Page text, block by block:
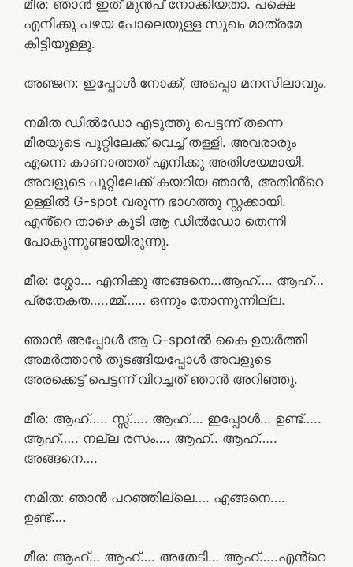
മീര: ഞാൻ ഇത് മുൻപ് നോക്കിയതാ. പക്ഷെ
എനിക്കു പഴയ പോലെയുള്ള സുഖം മാത്രമേ
കിട്ടിയുള്ളൂ.
അഞ്ജന: ഇപ്പോൾ നോക്ക്, അപ്പൊ മനസിലാവും.
നമിത ഡിൽഡോ എടുത്തു പെട്ടന്ന് തന്നെ
മീരയുടെ പൂറ്റിലേക്ക് വെച്ച് തള്ളി. അവരാരും
എന്നെ കാണാത്തത് എനിക്കു അതിശയമായി.
അവളുടെ പൂറ്റിലേക്ക് കയറിയ ഞാൻ, അതിൻ്റെ
ഉള്ളിൽ G-spot വരുന്ന ഭാഗത്തു സ്റ്റക്കായി.
എൻ്റെ താഴെ കൂടി ആ ഡിൽഡോ തെന്നി
പോകുന്നുണ്ടായിരുന്നു.
മീര: ശ്ശോ… എനിക്കു അങ്ങനെ…ആഹ്…. ആഹ്…
പ്രതേകത…..മ്മ്…… ഒന്നും തോന്നുന്നില്ല.
ഞാൻ അപ്പോൾ ആ G-spotൽ കൈ ഉയർത്തി
അമർത്താൻ തുടങ്ങിയപ്പോൾ അവളുടെ
അരക്കെട്ട് പെട്ടന്ന് വിറച്ചത് ഞാൻ അറിഞ്ഞു.
മീര: ആഹ്….. സ്സ്‌….. ആഹ്…. ഇപ്പോൾ… ഉണ്ട്…..
ആഹ്….. നല്ല രസം…. ആഹ്.. ആഹ്…..
അങ്ങനെ….
നമിത: ഞാൻ പറഞ്ഞില്ലെ…. എങ്ങനെ….
ഉണ്ട്….
മീര: ആഹ്… ആഹ്…. അതേടി… ആഹ്…..എൻ്റെ